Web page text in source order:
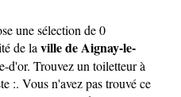
une sélection de 0
de la ville de Aignay-le-
d'or. Trouvez un toiletteur à
:. Vous n'avez pas trouvé ce